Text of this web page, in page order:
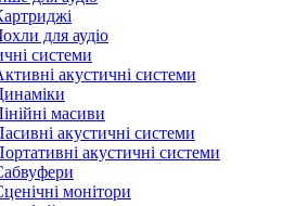
для аудіо
системи
акустичні системи
масиви
акустичні системи
акустичні системи
монітори